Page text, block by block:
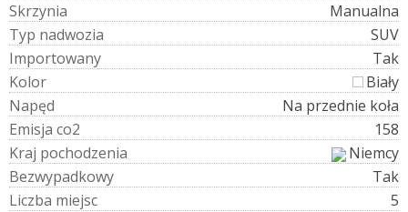
Skrzynia
Manualna
Typ nadwozia
SUV
Importowany
Tak
Kolor
Biały
Napęd
Na przednie koła
Emisja co2
158
Kraj pochodzenia
Niemcy
Bezwypadkowy
Tak
Liczba miejsc
5